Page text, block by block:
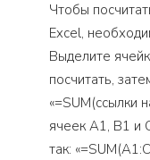
Чтобы
Excel,
Выделите
посчитать,
«=SUM(ссылки
ячеек A1, B1 и
так: